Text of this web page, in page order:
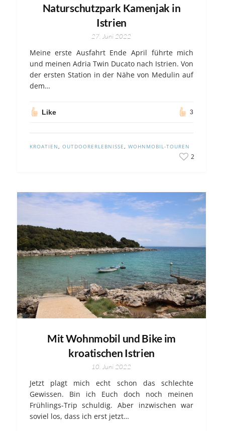
Naturschutzpark Kamenjak in
Istrien
27. Juni 2022
Meine erste Ausfahrt Ende April führte mich
und meinen Adria Twin Ducato nach Istrien. Von
der ersten Station in der Nähe von Medulin auf
dem…
Like 3
KROATIEN, OUTDOORERLEBNISSE, WOHNMOBIL-TOUREN
2
Mit Wohnmobil und Bike im
kroatischen Istrien
10. Juni 2022
Jetzt plagt mich echt schon das schlechte
Gewissen. Bin ich Euch doch noch meinen
Frühlings-Trip schuldig. Aber inzwischen war
soviel los, dass ich erst jetzt…